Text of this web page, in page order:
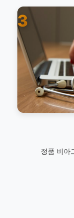
3
정품 비아